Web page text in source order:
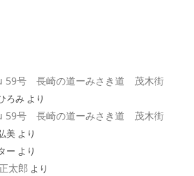
59号 長崎の道ーみさき道 茂木街
ろみ より
59号 長崎の道ーみさき道 茂木街
美 より
ー より
太郎 より